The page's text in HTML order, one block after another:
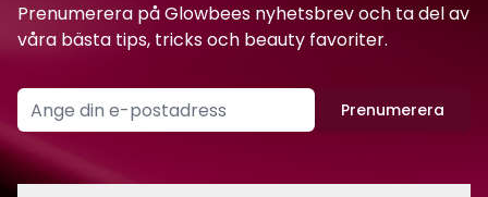
Prenumerera på Glowbees nyhetsbrev och ta del av
våra bästa tips, tricks och beauty favoriter.
Prenumerera